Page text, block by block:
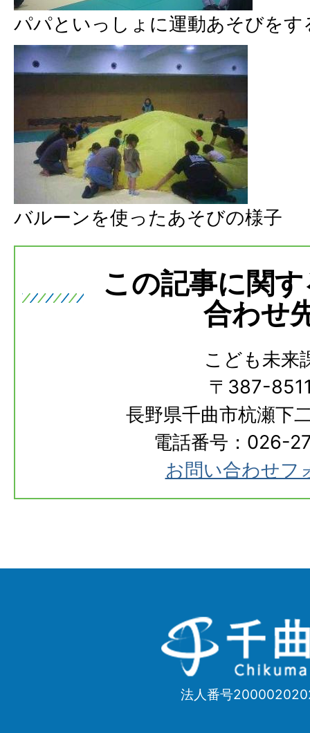
パパといっしょに運動あそびを
バルーンを使ったあそびの様子
この記事に関
合わせ
こども未来
〒387-
長野県千曲市杭瀬下
電話番号：026-
お問い合わせフ
千
曲
Chikuma
法人番号